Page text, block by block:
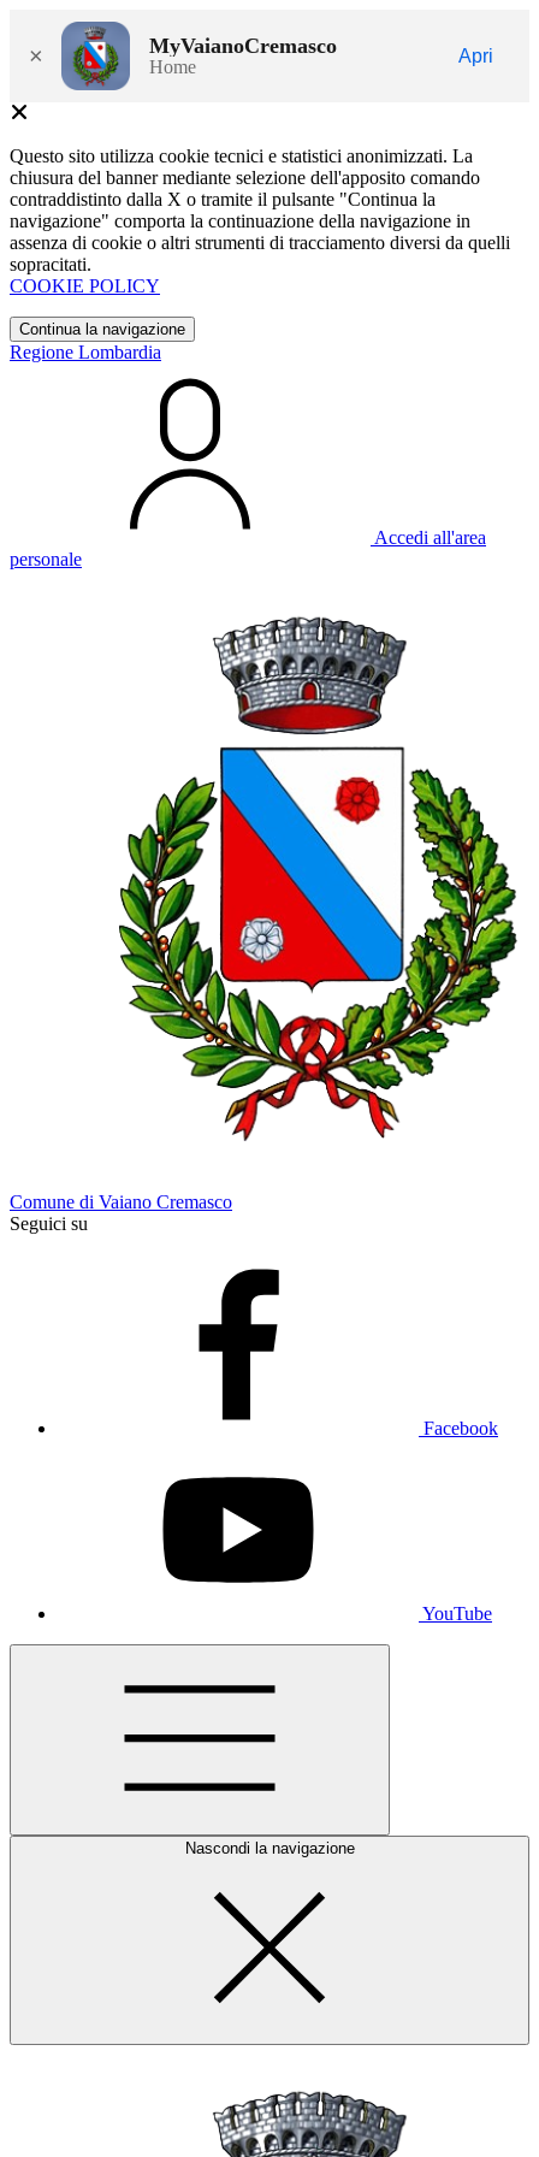
× MyVaianoCremasco
Home
Apri
Questo sito utilizza cookie tecnici e statistici anonimizzati. La
chiusura del banner mediante selezione dell'apposito comando
contraddistinto dalla X o tramite il pulsante "Continua la
navigazione" comporta la continuazione della navigazione in
assenza di cookie o altri strumenti di tracciamento diversi da quelli
sopracitati.
COOKIE POLICY
Continua la navigazione
Regione Lombardia
Accedi all'area
personale
Comune di Vaiano Cremasco
Seguici su
Facebook
YouTube
Nascondi la navigazione